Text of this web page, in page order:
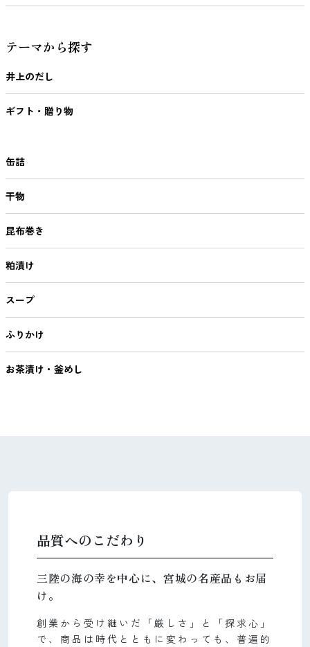
テーマから探す
井上のだし
ギフト・贈り物
缶詰
干物
昆布巻き
粕漬け
スープ
ふりかけ
お茶漬け・釜めし
品質へのこだわり
三陸の海の幸を中心に、宮城の名産品もお届
け。
創業から受け継いだ「厳しさ」と「探求心」
で、商品は時代とともに変わっても、普遍的